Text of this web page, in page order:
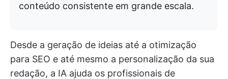
conteúdo consistente em grande escala.
Desde a geração de ideias até a otimização
para SEO e até mesmo a personalização da sua
redação, a IA ajuda os profissionais de